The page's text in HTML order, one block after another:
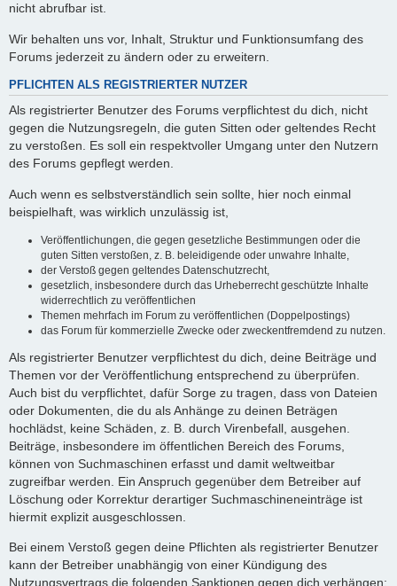
nicht abrufbar ist.
Wir behalten uns vor, Inhalt, Struktur und Funktionsumfang des
Forums jederzeit zu ändern oder zu erweitern.
PFLICHTEN ALS REGISTRIERTER NUTZER
Als registrierter Benutzer des Forums verpflichtest du dich, nicht
gegen die Nutzungsregeln, die guten Sitten oder geltendes Recht
zu verstoßen. Es soll ein respektvoller Umgang unter den Nutzern
des Forums gepflegt werden.
Auch wenn es selbstverständlich sein sollte, hier noch einmal
beispielhaft, was wirklich unzulässig ist,
Veröffentlichungen, die gegen gesetzliche Bestimmungen oder die
guten Sitten verstoßen, z. B. beleidigende oder unwahre Inhalte,
der Verstoß gegen geltendes Datenschutzrecht,
gesetzlich, insbesondere durch das Urheberrecht geschützte Inhalte
widerrechtlich zu veröffentlichen
Themen mehrfach im Forum zu veröffentlichen (Doppelpostings)
das Forum für kommerzielle Zwecke oder zweckentfremdend zu nutzen.
Als registrierter Benutzer verpflichtest du dich, deine Beiträge und
Themen vor der Veröffentlichung entsprechend zu überprüfen.
Auch bist du verpflichtet, dafür Sorge zu tragen, dass von Dateien
oder Dokumenten, die du als Anhänge zu deinen Beträgen
hochlädst, keine Schäden, z. B. durch Virenbefall, ausgehen.
Beiträge, insbesondere im öffentlichen Bereich des Forums,
können von Suchmaschinen erfasst und damit weltweitbar
zugreifbar werden. Ein Anspruch gegenüber dem Betreiber auf
Löschung oder Korrektur derartiger Suchmaschineneinträge ist
hiermit explizit ausgeschlossen.
Bei einem Verstoß gegen deine Pflichten als registrierter Benutzer
kann der Betreiber unabhängig von einer Kündigung des
Nutzungsvertrags die folgenden Sanktionen gegen dich verhängen: